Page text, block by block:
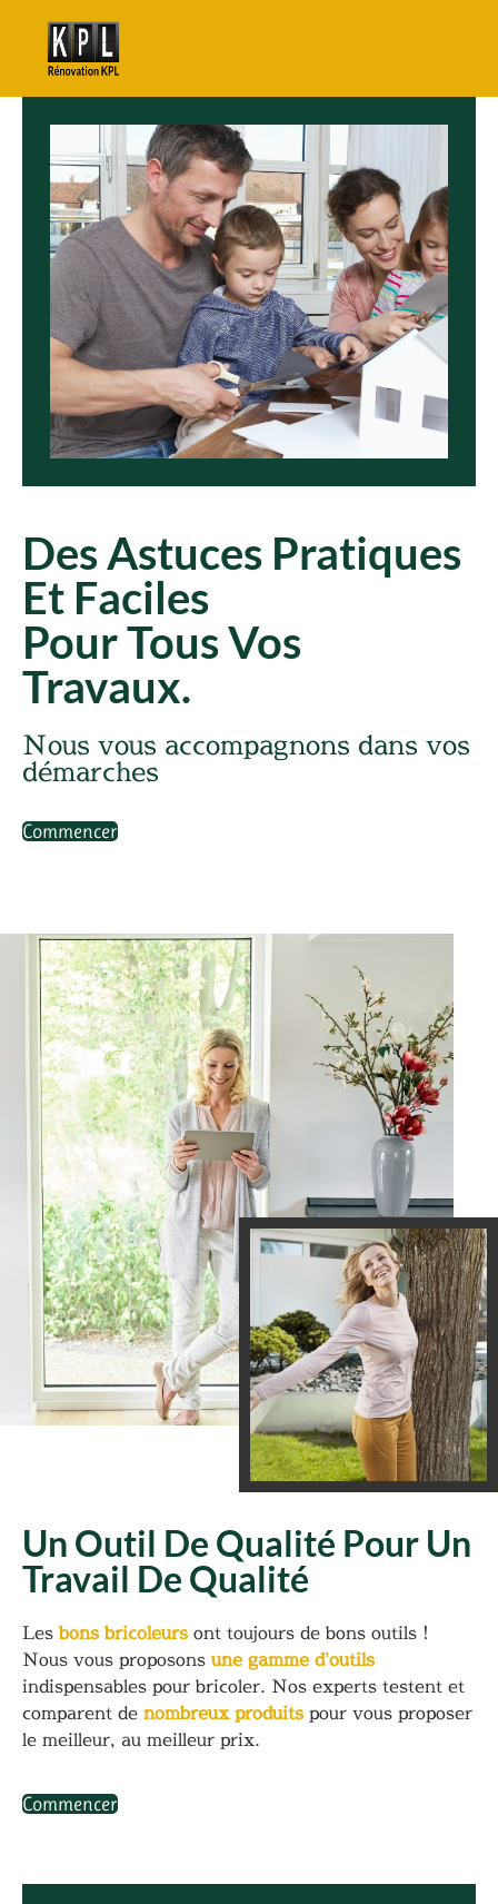
Des Astuces Pratiques
Et Faciles
Pour Tous Vos
Travaux.
Nous vous accompagnons dans vos
démarches
Commencer
Un Outil De Qualité Pour Un
Travail De Qualité
Lesbons bricoleurs ont toujours de bons outils !
Nous vous proposonsune gamme d’outils
indispensables pour bricoler. Nos experts testent et
comparent de nombreux produits pour vous proposer
le meilleur, au meilleur prix.
Commencer